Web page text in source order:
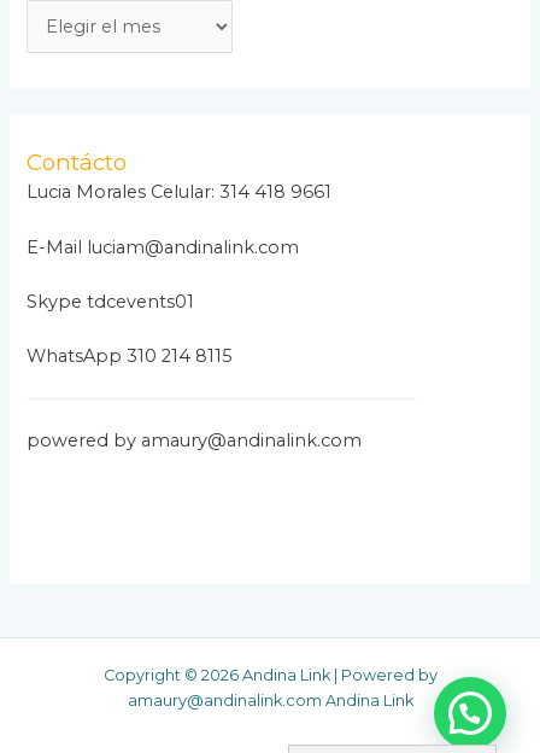
r
i
v
Contácto
Lucia Morales Celular: 314 418 9661
E-Mail luciam@andinalink.com
Skype tdcevents01
WhatsApp 310 214 8115
powered by amaury@andinalink.com
Copyright © 2026 Andina Link | Powered by
amaury@andinalink.com Andina Link